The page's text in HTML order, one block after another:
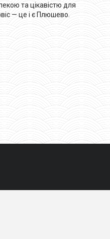
та цікавістю для
— це і є Плюшево.